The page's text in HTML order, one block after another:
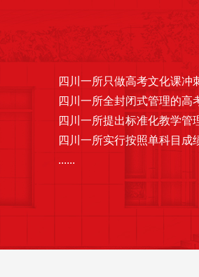
四川一所只做高考文化课冲
四川一所全封闭式管理的高
四川一所提出标准化教学管
四川一所实行按照单科目成
......